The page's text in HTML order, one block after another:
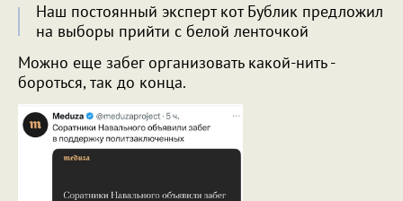
Наш постоянный эксперт кот Бублик предложил
на выборы прийти с белой ленточкой
Можно еще забег организовать какой-нить -
бороться, так до конца.